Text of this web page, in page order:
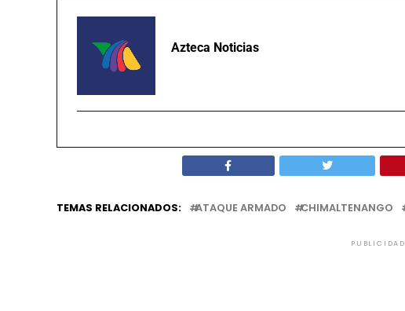
Azteca Noticias
TEMAS RELACIONADOS: ATAQUE ARMADO CHIMALTENANGO
PUBLICIDAD